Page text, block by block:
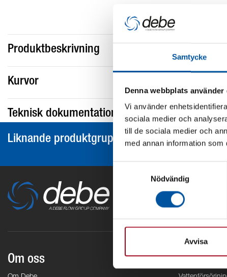
Samtycke
Denna webbplats använder
Vi använder
sociala medier och
till de sociala medier och
med annan information
Samtyckesval
Nödvändig
Avvisa
Produktbeskrivning
Kurvor
Teknisk dokumentation
Liknande produktgrupper
Om oss Områden